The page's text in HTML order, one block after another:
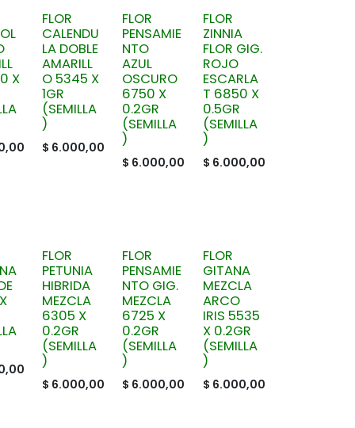
X
FLOR
CALENDU
LA DOBLE
AMARILL
O 5345 X
1GR
(SEMILLA
)
$ 6.000,00
FLOR
PENSAMIE
NTO
AZUL
OSCURO
6750 X
0.2GR
(SEMILLA
)
$ 6.000,00
FLOR
ZINNIA
FLOR GIG.
ROJO
ESCARLA
T 6850 X
0.5GR
(SEMILLA
)
$ 6.000,00
FLOR
PETUNIA
HIBRIDA
MEZCLA
6305 X
0.2GR
(SEMILLA
)
$ 6.000,00
FLOR
PENSAMIE
NTO GIG.
MEZCLA
6725 X
0.2GR
(SEMILLA
)
$ 6.000,00
FLOR
GITANA
MEZCLA
ARCO
IRIS 5535
X 0.2GR
(SEMILLA
)
$ 6.000,00